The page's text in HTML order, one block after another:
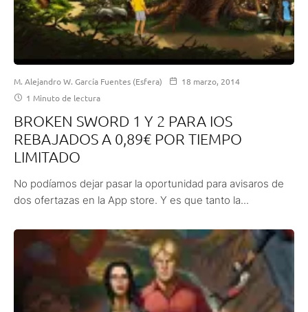
M. Alejandro W. García Fuentes (Esfera)
18 marzo, 2014
1 Minuto de lectura
BROKEN SWORD 1 Y 2 PARA IOS
REBAJADOS A 0,89€ POR TIEMPO
LIMITADO
No podíamos dejar pasar la oportunidad para avisaros de
dos ofertazas en la App store. Y es que tanto la...